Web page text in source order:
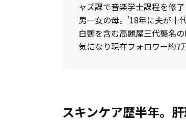
ャズ課で音楽学士課程を修
男一女の母。’18年に夫が十
白鸚を含む高麗屋三代襲名
気になり現在フォロワー約7
スキンケア歴半年。